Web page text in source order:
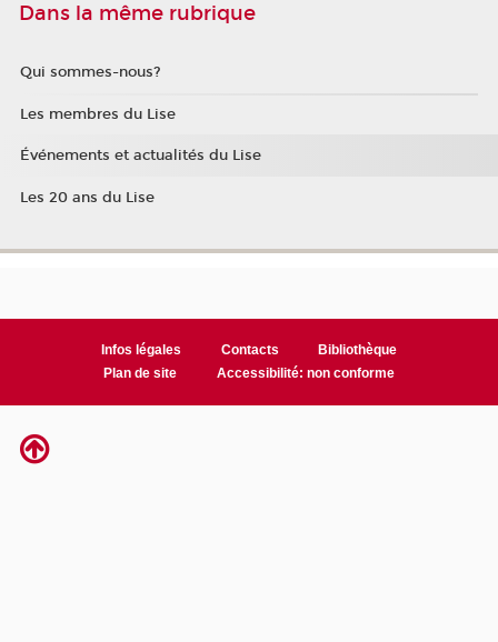
Dans la même rubrique
Qui sommes-nous?
Les membres du Lise
Événements et actualités du Lise
Les 20 ans du Lise
Infos légales Contacts
Bibliothèque
Plan de site
Accessibilité: non conforme